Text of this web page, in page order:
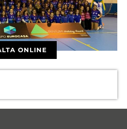
ONLINE